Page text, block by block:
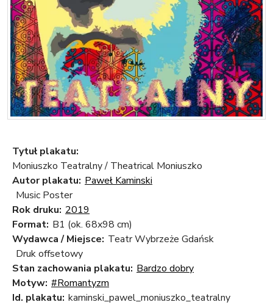
Tytuł plakatu:
Moniuszko Teatralny / Theatrical Moniuszko
Autor plakatu: Paweł Kaminski
Music Poster
Rok druku: 2019
Format: B1 (ok. 68x98 cm)
Wydawca / Miejsce: Teatr Wybrzeże Gdańsk
Druk offsetowy
Stan zachowania plakatu: Bardzo dobry
Motyw: #Romantyzm
Id. plakatu: kaminski_pawel_moniuszko_teatralny